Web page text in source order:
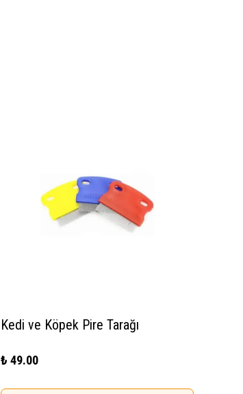
Kedi ve Köpek Pire Tarağı
₺ 49.00